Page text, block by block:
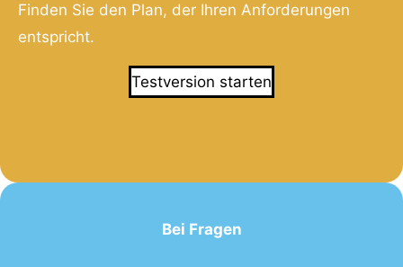
Finden Sie den Plan, der Ihren Anforderungen
entspricht.
Testversion starten
Bei Fragen